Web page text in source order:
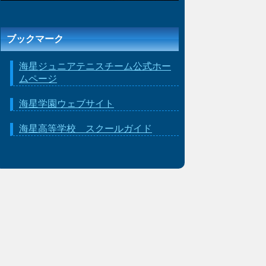
ブックマーク
海星ジュニアテニスチーム公式ホー
ムページ
海星学園ウェブサイト
海星高等学校 スクールガイド